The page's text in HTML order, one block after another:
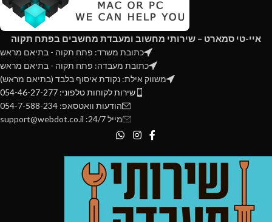
תנאי רכישה: מחשב מחודש רכישה: מחשב מחודש
איי-טי סמארט – שירותי מחשוב ומעבדת מחשבים בפתח תקוה
כתובת משרד: פתח תקוה - בתיאם מראש
כתובת מעבדה: פתח תקוה - בתיאם מראש
משווק אילת: נקודת איסוף בלבד (בתיאם מראש)
שירות לקוחות טלפוני: 054-46-27-277
הודעות וואטסאפ: 054-7-588-234
מייל 24/7: support@webdot.co.il